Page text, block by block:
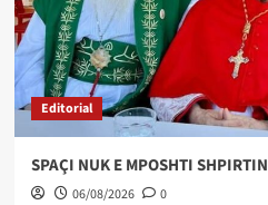
Editorial
SPAÇI NUK E MPOSHTI SHPIRTIN
06/08/2026 0